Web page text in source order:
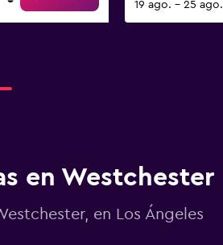
19 ago. - 25 ago.
en Westchester
en Los Ángeles